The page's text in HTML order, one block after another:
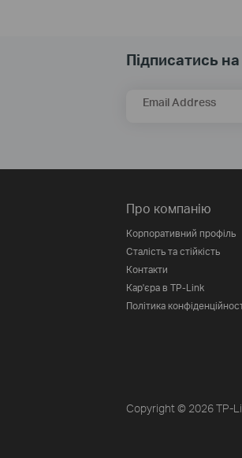
Підписатись
Email Address
Про компанію
Корпоративний профіль
Сталість та стійкість
Контакти
Кар'єра в TP-Link
Політика
Copyright © 2026 TP-